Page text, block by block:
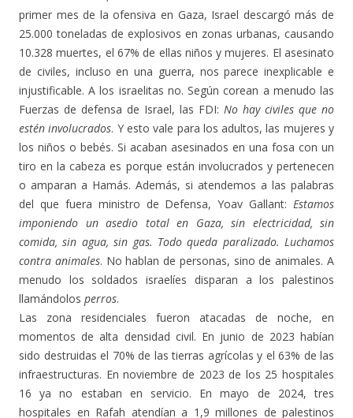
primer mes de la ofensiva en Gaza, Israel descargó más de
25.000 toneladas de explosivos en zonas urbanas, causando
10.328 muertes, el 67% de ellas niños y mujeres. El asesinato
de civiles, incluso en una guerra, nos parece inexplicable e
injustificable. A los israelitas no. Según corean a menudo las
Fuerzas de defensa de Israel, las FDI: No hay civiles que no
estén involucrados. Y esto vale para los adultos, las mujeres y
los niños o bebés. Si acaban asesinados en una fosa con un
tiro en la cabeza es porque están involucrados y pertenecen
o amparan a Hamás. Además, si atendemos a las palabras
del que fuera ministro de Defensa, Yoav Gallant: Estamos
imponiendo un asedio total en Gaza, sin electricidad, sin
comida, sin agua, sin gas. Todo queda paralizado. Luchamos
contra animales. No hablan de personas, sino de animales. A
menudo los soldados israelíes disparan a los palestinos
llamándolos perros.
Las zona residenciales fueron atacadas de noche, en
momentos de alta densidad civil. En junio de 2023 habían
sido destruidas el 70% de las tierras agrícolas y el 63% de las
infraestructuras. En noviembre de 2023 de los 25 hospitales
16 ya no estaban en servicio. En mayo de 2024, tres
hospitales en Rafah atendían a 1,9 millones de palestinos